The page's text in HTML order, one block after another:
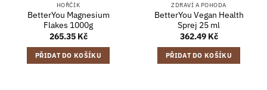
HOŘČÍK
BetterYou Magnesium
Flakes 1000g
265.35 Kč
PŘIDAT DO KOŠÍKU
ZDRAVÍ A POHODA
BetterYou Vegan Health
Sprej 25 ml
362.49 Kč
PŘIDAT DO KOŠÍKU